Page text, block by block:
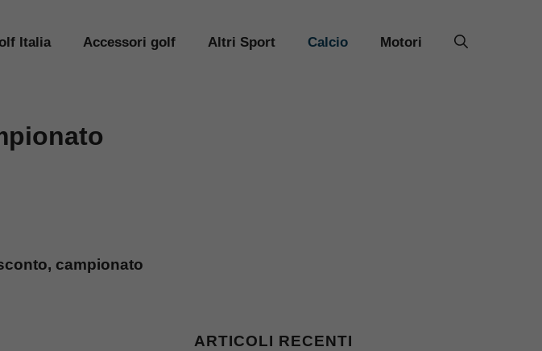
Italia Accessori golf Altri Sport Calcio Motori
campionato
ARTICOLI RECENTI